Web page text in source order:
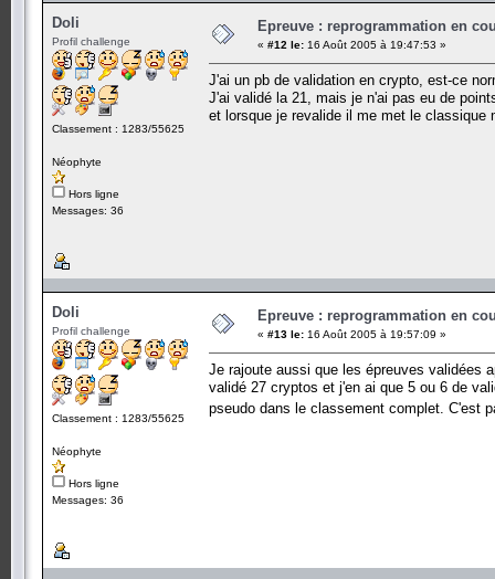
Doli
Profil challenge
Classement : 1283/55625
Néophyte
Hors ligne
Messages: 36
Epreuve : reprogrammation en
« #12 le: 16 Août 2005 à 19:47:53 »
J'ai un pb de validation en crypto, est-ce
J'ai validé la 21, mais je n'ai pas eu de
et lorsque je revalide il me met le classique
Doli
Profil challenge
Classement : 1283/55625
Néophyte
Hors ligne
Messages: 36
Epreuve : reprogrammation en
« #13 le: 16 Août 2005 à 19:57:09 »
Je rajoute aussi que les épreuves validées
validé 27 cryptos et j'en ai que 5 ou 6 de
pseudo dans le classement complet. C'est